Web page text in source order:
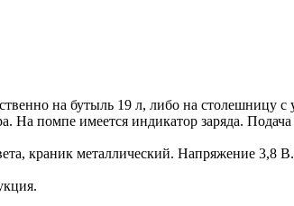
на бутыль 19 л, либо на
На помпе имеется индикатор заряда.
краник металлический. Напряжение 3,8